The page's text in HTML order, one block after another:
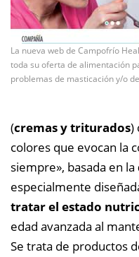
La nueva web de Campofrío
toda su oferta de alimentación
problemas de masticación y/o
(cremas y triturados)
colores que evocan la
siempre», basada en la
especialmente
tratar el estado
edad avanzada al
Se trata de productos